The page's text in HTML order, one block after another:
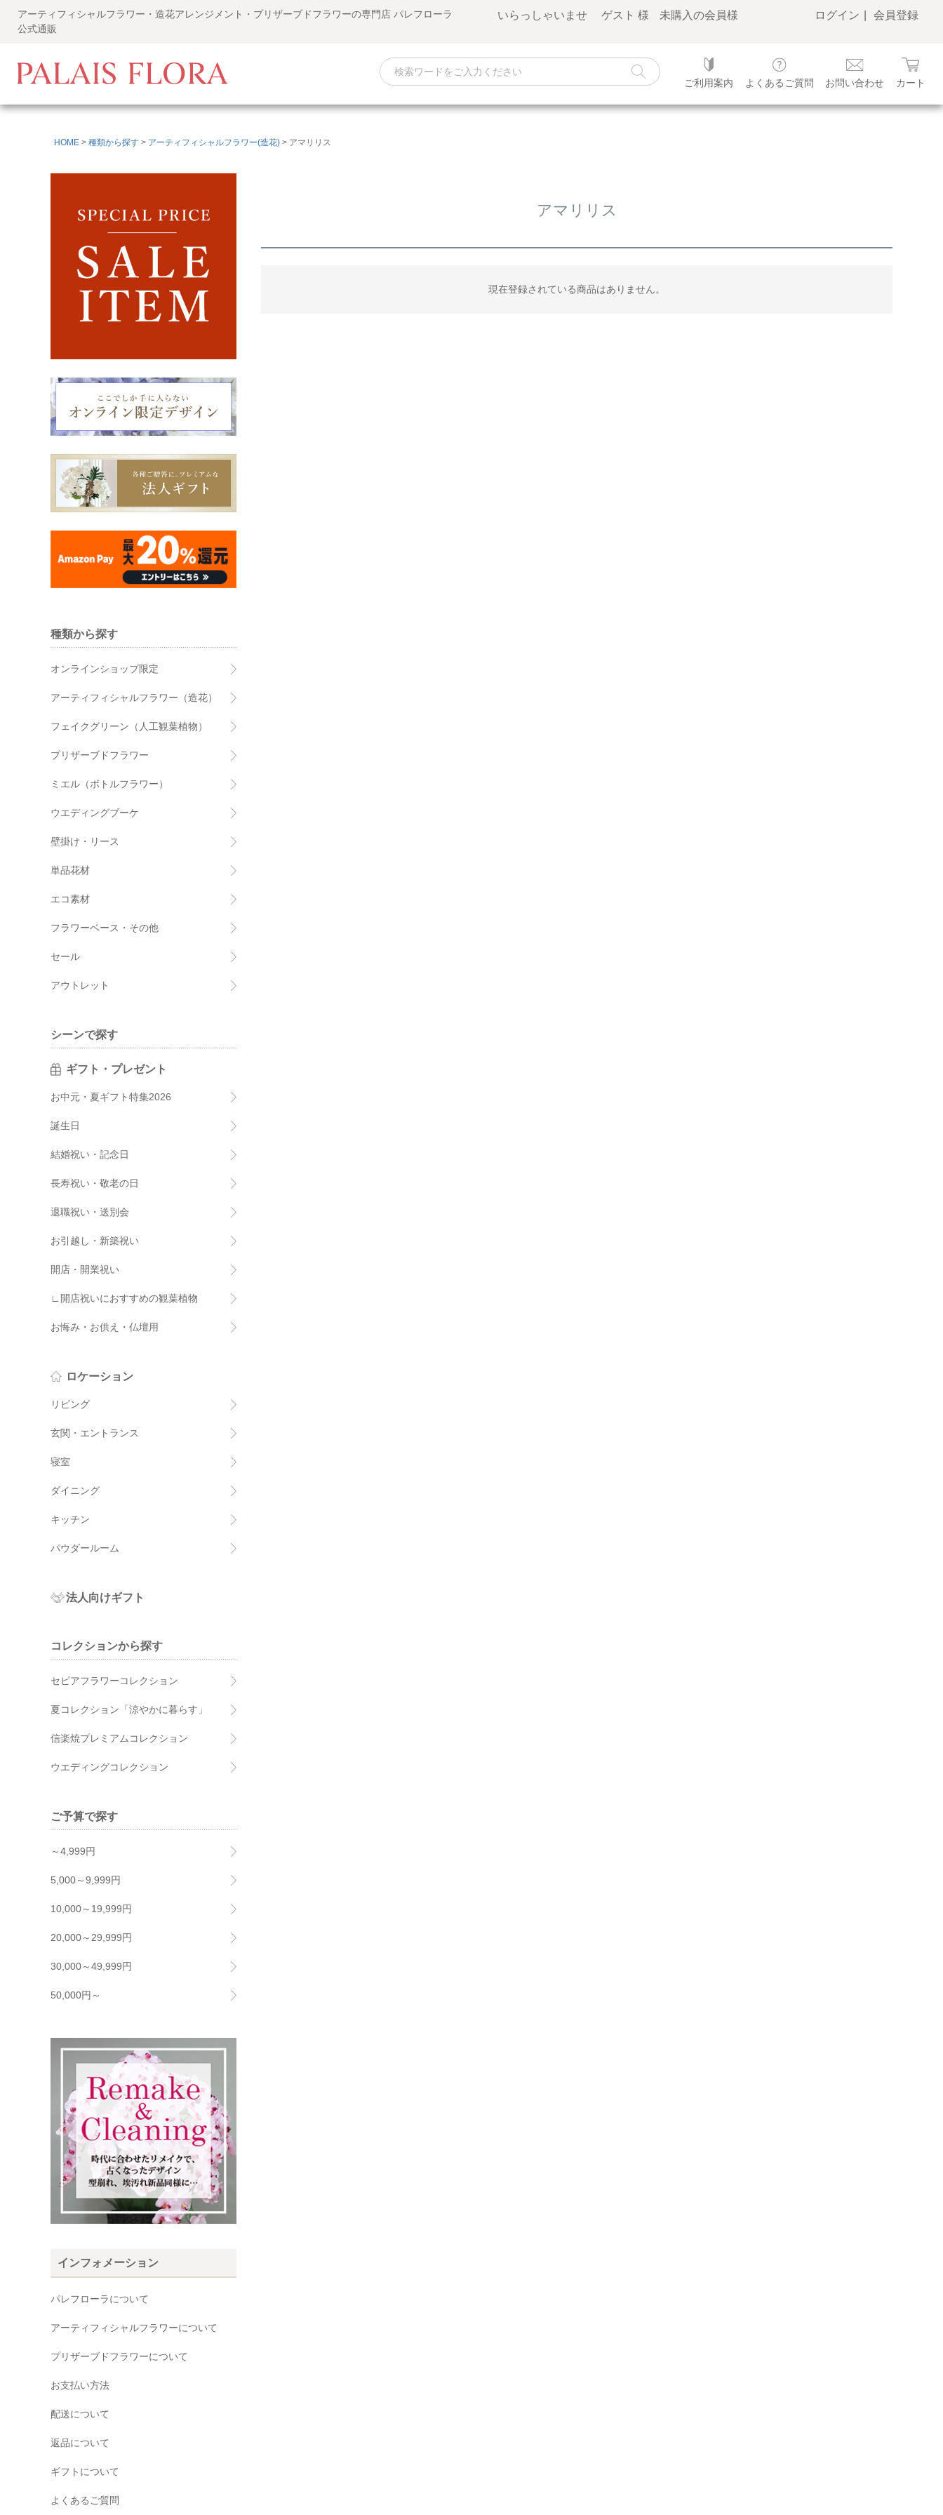
アーティフィシャルフラワー・造花アレンジメント・プリザーブドフラワーの専門店 パレフローラ
公式通販
いらっしゃいませ ゲスト 様 未購入の会員様 ログイン 会員登録
ご利用案内 よくあるご質問 お問い合わせ カート
HOME 種類から探す アーティフィシャルフラワー(造花) アマリリス
種類から探す
オンラインショップ限定
アーティフィシャルフラワー（造花）
フェイクグリーン（人工観葉植物）
プリザーブドフラワー
ミエル（ボトルフラワー）
ウエディングブーケ
壁掛け・リース
単品花材
エコ素材
フラワーベース・その他
セール
アウトレット
シーンで探す
ギフト・プレゼント
お中元・夏ギフト特集2026
誕生日
結婚祝い・記念日
長寿祝い・敬老の日
退職祝い・送別会
お引越し・新築祝い
開店・開業祝い
∟開店祝いにおすすめの観葉植物
お悔み・お供え・仏壇用
ロケーション
リビング
玄関・エントランス
寝室
ダイニング
キッチン
パウダールーム
法人向けギフト
コレクションから探す
セピアフラワーコレクション
夏コレクション「涼やかに暮らす」
信楽焼プレミアムコレクション
ウエディングコレクション
ご予算で探す
～4,999円
5,000～9,999円
10,000～19,999円
20,000～29,999円
30,000～49,999円
50,000円～
インフォメーション
パレフローラについて
アーティフィシャルフラワーについて
プリザーブドフラワーについて
お支払い方法
配送について
返品について
ギフトについて
よくあるご質問
アマリリス
現在登録されている商品はありません。